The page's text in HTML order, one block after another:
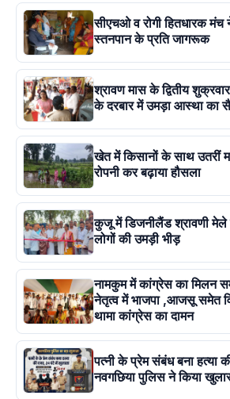
सीएचओ व रोगी हितधारक मंच
स्तनपान के प्रति जागरूक
श्रावण मास के द्वितीय
के दरबार में उमड़ा आस्था का
खेत में किसानों के साथ उतरीं
रोपनी कर बढ़ाया हौसला
कुजू में डिजनीलैंड श्रावणी
लोगों की उमड़ी भीड़
नामकुम में कांग्रेस का मिलन
नेतृत्व में भाजपा ,आजसू समेत
थामा कांग्रेस का दामन
पत्नी के प्रेम संबंध बना हत्या
नवगछिया पुलिस ने किया